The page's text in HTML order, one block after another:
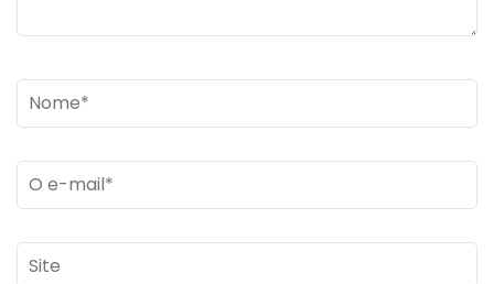
Name*
Email *
Site